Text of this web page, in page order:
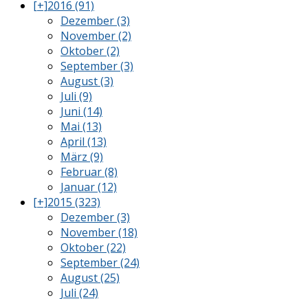
[+]2016 (91)
Dezember (3)
November (2)
Oktober (2)
September (3)
August (3)
Juli (9)
Juni (14)
Mai (13)
April (13)
März (9)
Februar (8)
Januar (12)
[+]2015 (323)
Dezember (3)
November (18)
Oktober (22)
September (24)
August (25)
Juli (24)